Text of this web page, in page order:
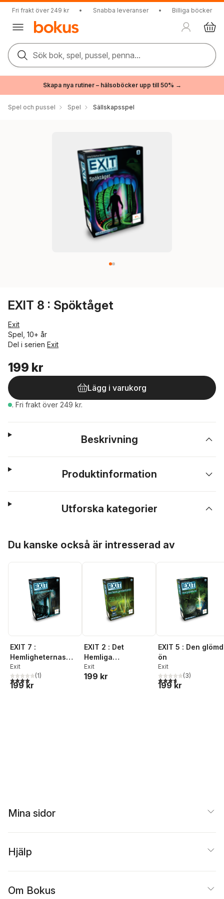
Fri frakt över 249 kr • Snabba leveranser • Billiga böcker
Sök bok, spel, pussel, penna...
Skapa nya rutiner – hälsoböcker upp till 50% →
Spel och pussel Spel Sällskapsspel
EXIT 8 : Spöktåget
Exit
Spel, 10+ år
Del i serien Exit
199 kr
Lägg i varukorg
. Fri frakt över 249 kr.
Beskrivning
Produktinformation
Utforska kategorier
Du kanske också är intresserad av
EXIT 7 :
Hemligheternas
hus
Exit
4,0utav 5 stjärnor. Totalt antal röster:
(1)
199 kr
EXIT 2 : Det
Hemliga
Laboratoriet
Exit
199 kr
EXIT 5 : Den
ön
Exit
3,7utav 5 stjärnor.
(3)
199 kr
Mina sidor
Hjälp
Om Bokus